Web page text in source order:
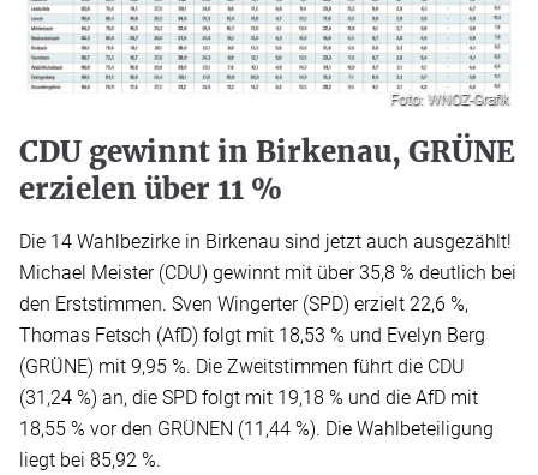
Foto: WNOZ-Grafik
CDU gewinnt in Birkenau, GRÜNE
erzielen über 11 %
Die 14 Wahlbezirke in Birkenau sind jetzt auch ausgezählt!
Michael Meister (CDU) gewinnt mit über 35,8 % deutlich bei
den Erststimmen. Sven Wingerter (SPD) erzielt 22,6 %,
Thomas Fetsch (AfD) folgt mit 18,53 % und Evelyn Berg
(GRÜNE) mit 9,95 %. Die Zweitstimmen führt die CDU
(31,24 %) an, die SPD folgt mit 19,18 % und die AfD mit
18,55 % vor den GRÜNEN (11,44 %). Die Wahlbeteiligung
liegt bei 85,92 %.